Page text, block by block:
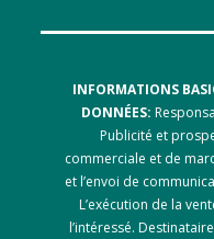
INFORMATIONS
DONNÉES:
Publicité et
commerciale et de
et l’envoi de
L’exécution de la
l’intéressé.